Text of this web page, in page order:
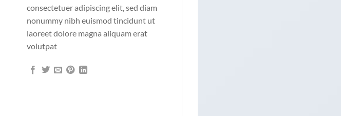
consectetuer adipiscing elit, sed diam
nonummy nibh euismod tincidunt ut
laoreet dolore magna aliquam erat
volutpat